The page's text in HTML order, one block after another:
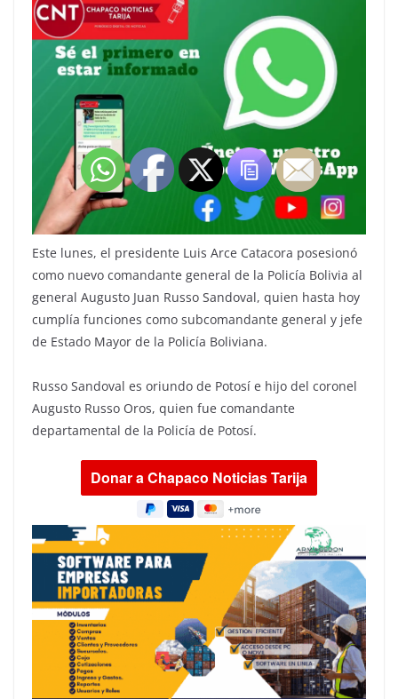
Este lunes, el presidente Luis Arce Catacora posesionó
como nuevo comandante general de la Policía Bolivia al
general Augusto Juan Russo Sandoval, quien hasta hoy
cumplía funciones como subcomandante general y jefe
de Estado Mayor de la Policía Boliviana.
Russo Sandoval es oriundo de Potosí e hijo del coronel
Augusto Russo Oros, quien fue comandante
departamental de la Policía de Potosí.